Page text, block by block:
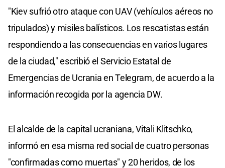
"Kiev sufrió otro ataque con UAV (vehículos aéreos no
tripulados) y misiles balísticos. Los rescatistas están
respondiendo a las consecuencias en varios lugares
de la ciudad," escribió el Servicio Estatal de
Emergencias de Ucrania en Telegram, de acuerdo a la
información recogida por la agencia DW.
El alcalde de la capital ucraniana, Vitali Klitschko,
informó en esa misma red social de cuatro personas
"confirmadas como muertas" y 20 heridos, de los